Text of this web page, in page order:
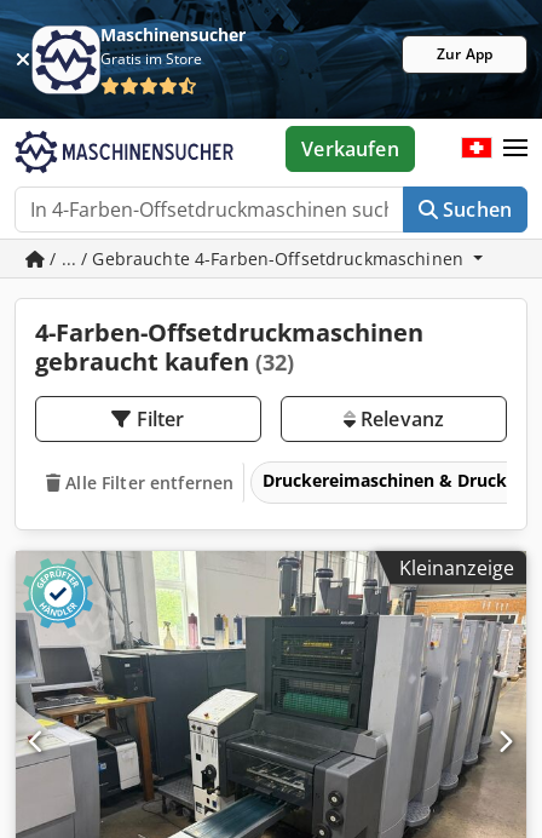
Maschinensucher
Gratis im Store Zur App
Suchen
Verkaufen
/ ... / Gebrauchte 4-Farben-Offsetdruckmaschinen
4-Farben-Offsetdruckmaschinen
gebraucht kaufen (32)
Filter Relevanz
Alle Filter entfernen Druckereimaschinen &
Kleinanzeige